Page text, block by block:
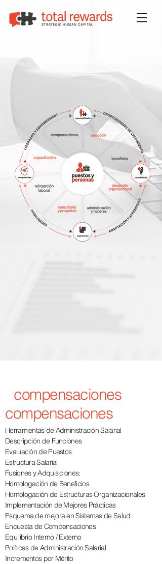
compensaciones
compensaciones
Herramientas de Administración Salarial
Descripción de Funciones
Evaluación de Puestos
Estructura Salarial
Fusiones y Adquisiciones:
Homologación de Beneficios
Homologación de Estructuras Organizacionales
Implementación de Mejores Prácticas
Esquema de mejora en Sistemas de Salud
Encuesta de Compensaciones
Equilibrio Interno / Externo
Políticas de Administración Salarial
Incrementos por Mérito